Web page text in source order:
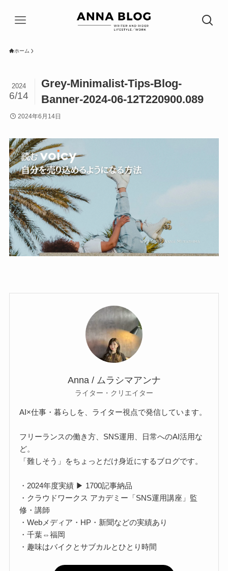
ホーム
Grey-Minimalist-Tips-Blog-
Banner-2024-06-12T220900.089
2024
6/14
2024年6月14日
Anna / ムラシマアンナ
ライター・クリエイター
AI×仕事・暮らしを、ライター視点で発信しています。
フリーランスの働き方、SNS運用、日常へのAI活用な
ど。
「難しそう」をちょっとだけ身近にするブログです。
・2024年度実績 ▶ 1700記事納品
・クラウドワークス アカデミー「SNS運用講座」監
修・講師
・Webメディア・HP・新聞などの実績あり
・千葉⇔福岡
・趣味はバイクとサブカルとひとり時間